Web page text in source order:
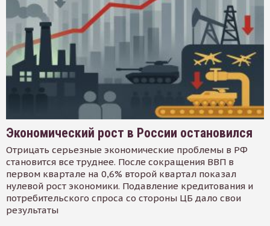
Экономический рост в России остановился
Отрицать серьезные экономические проблемы в РФ
становится все труднее. После сокращения ВВП в
первом квартале на 0,6% второй квартал показал
нулевой рост экономики. Подавление кредитования и
потребительского спроса со стороны ЦБ дало свои
результаты